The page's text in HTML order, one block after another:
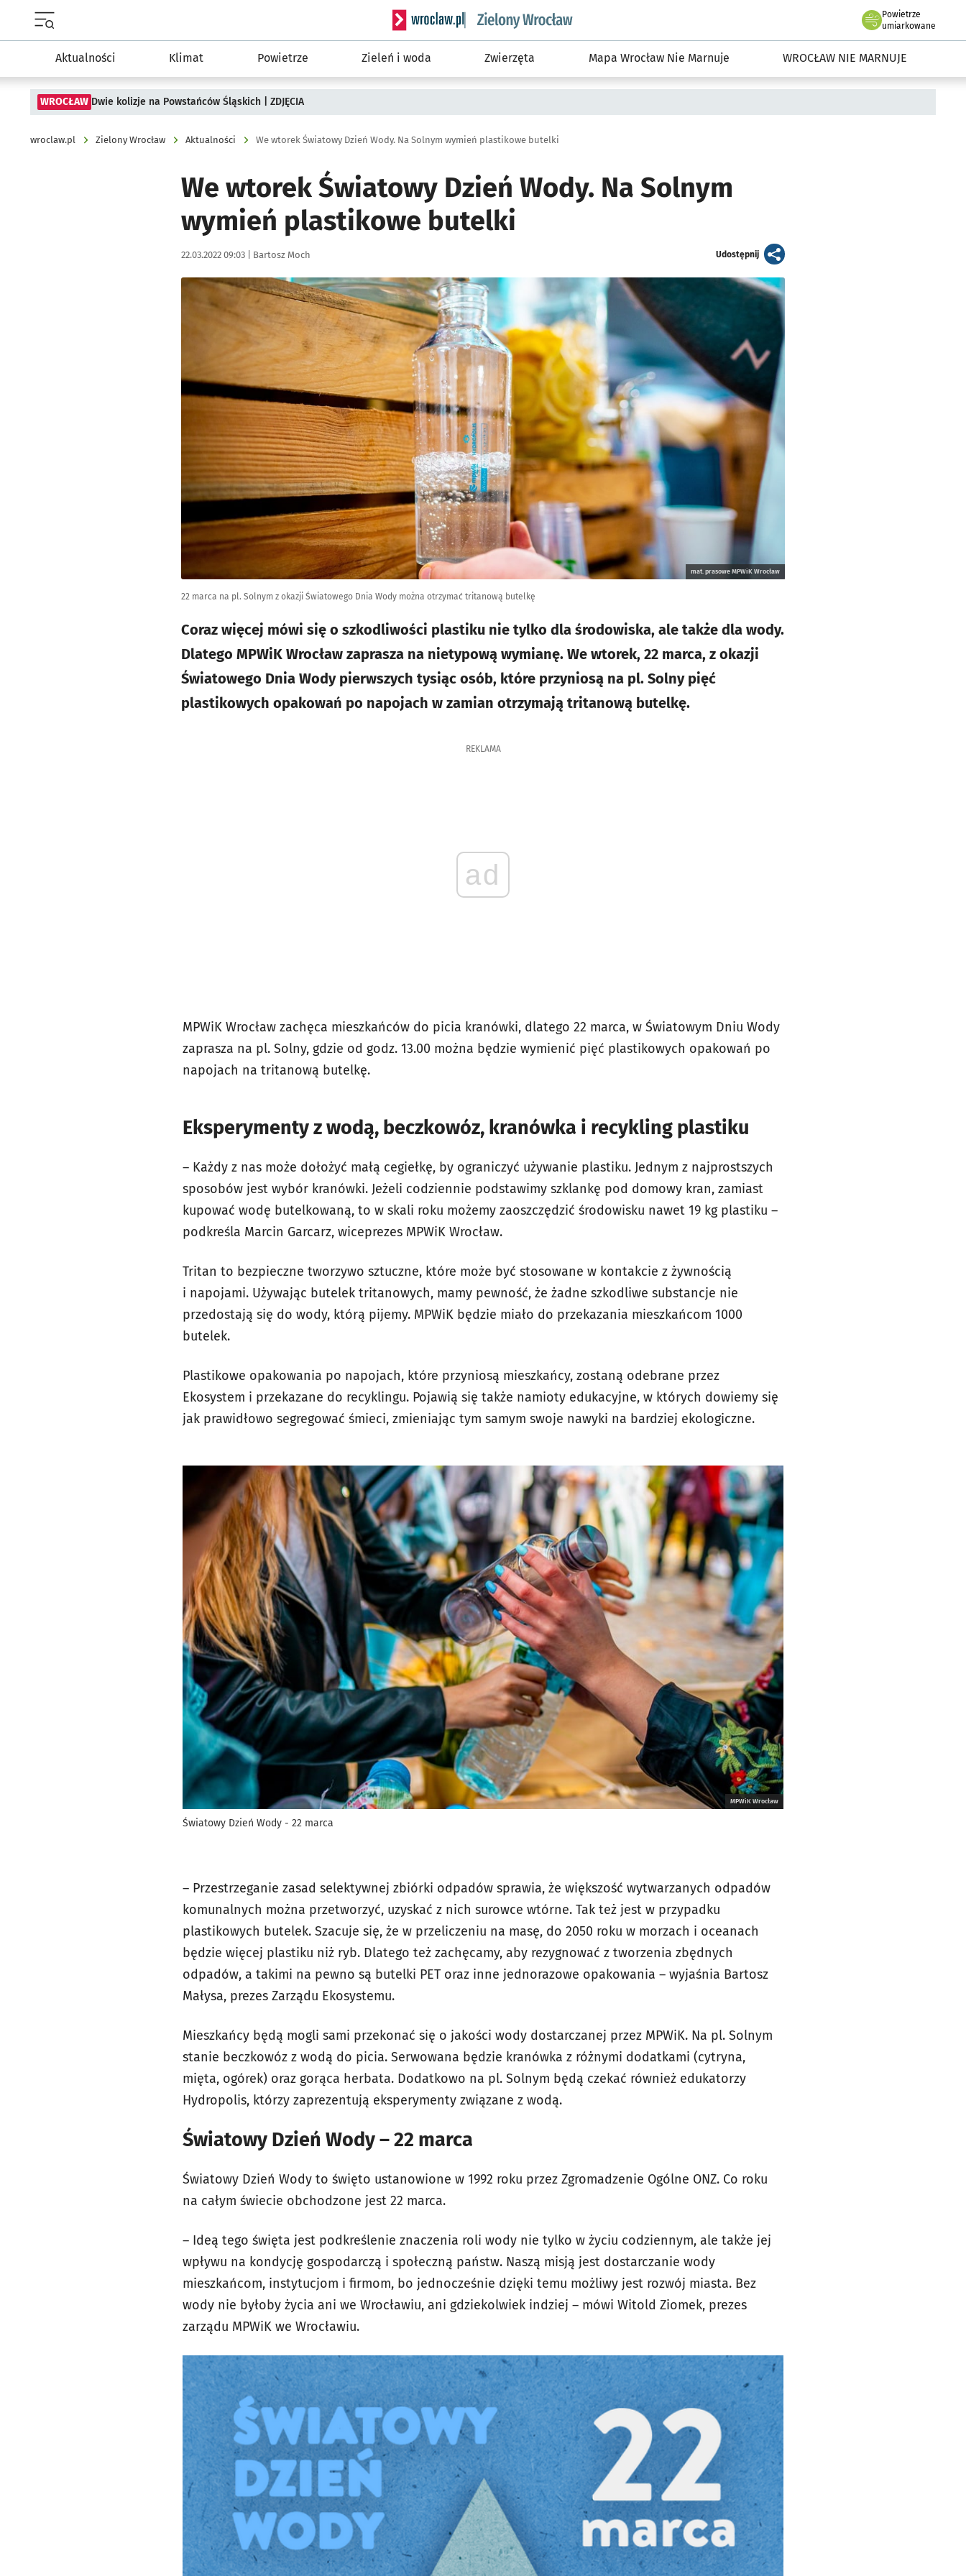
Serwis informacyjny wroclaw.pl podserwis: Środowisko we Wrocławiu
Powietrze
we Wrocławiu
umiarkowane
Aktualności Klimat Powietrze Zieleń i woda Zwierzęta Mapa Wrocław Nie Marnuje WROCŁAW NIE MARNUJE
WROCŁAW Dwie kolizje na Powstańców Śląskich | ZDJĘCIA
wroclaw.pl Zielony Wrocław Aktualności We wtorek Światowy Dzień Wody. Na Solnym wymień plastikowe butelki
We wtorek Światowy Dzień Wody. Na Solnym
wymień plastikowe butelki
Data publikacji:
22.03.2022 09:03 | Autor:
Bartosz Moch Udostępnijartykuł
Kliknij, aby powiększyć
mat. prasowe MPWiK Wrocław
22 marca na pl. Solnym z okazji Światowego Dnia Wody można otrzymać tritanową butelkę
Coraz więcej mówi się o szkodliwości plastiku nie tylko dla środowiska, ale także dla wody.
Dlatego MPWiK Wrocław zaprasza na nietypową wymianę. We wtorek, 22 marca, z okazji
Światowego Dnia Wody pierwszych tysiąc osób, które przyniosą na pl. Solny pięć
plastikowych opakowań po napojach w zamian otrzymają tritanową butelkę.
REKLAMA
ad
MPWiK Wrocław zachęca mieszkańców do picia kranówki, dlatego 22 marca, w Światowym Dniu Wody
zaprasza na pl. Solny, gdzie od godz. 13.00 można będzie wymienić pięć plastikowych opakowań po
napojach na tritanową butelkę.
Eksperymenty z wodą, beczkowóz, kranówka i recykling plastiku
– Każdy z nas może dołożyć małą cegiełkę, by ograniczyć używanie plastiku. Jednym z najprostszych
sposobów jest wybór kranówki. Jeżeli codziennie podstawimy szklankę pod domowy kran, zamiast
kupować wodę butelkowaną, to w skali roku możemy zaoszczędzić środowisku nawet 19 kg plastiku –
podkreśla Marcin Garcarz, wiceprezes MPWiK Wrocław.
Tritan to bezpieczne tworzywo sztuczne, które może być stosowane w kontakcie z żywnością
i napojami. Używając butelek tritanowych, mamy pewność, że żadne szkodliwe substancje nie
przedostają się do wody, którą pijemy. MPWiK będzie miało do przekazania mieszkańcom 1000
butelek.
Plastikowe opakowania po napojach, które przyniosą mieszkańcy, zostaną odebrane przez
Ekosystem i przekazane do recyklingu. Pojawią się także namioty edukacyjne, w których dowiemy się
jak prawidłowo segregować śmieci, zmieniając tym samym swoje nawyki na bardziej ekologiczne.
MPWiK Wrocław
Światowy Dzień Wody - 22 marca
– Przestrzeganie zasad selektywnej zbiórki odpadów sprawia, że większość wytwarzanych odpadów
komunalnych można przetworzyć, uzyskać z nich surowce wtórne. Tak też jest w przypadku
plastikowych butelek. Szacuje się, że w przeliczeniu na masę, do 2050 roku w morzach i oceanach
będzie więcej plastiku niż ryb. Dlatego też zachęcamy, aby rezygnować z tworzenia zbędnych
odpadów, a takimi na pewno są butelki PET oraz inne jednorazowe opakowania – wyjaśnia Bartosz
Małysa, prezes Zarządu Ekosystemu.
Mieszkańcy będą mogli sami przekonać się o jakości wody dostarczanej przez MPWiK. Na pl. Solnym
stanie beczkowóz z wodą do picia. Serwowana będzie kranówka z różnymi dodatkami (cytryna,
mięta, ogórek) oraz gorąca herbata. Dodatkowo na pl. Solnym będą czekać również edukatorzy
Hydropolis, którzy zaprezentują eksperymenty związane z wodą.
Światowy Dzień Wody – 22 marca
Światowy Dzień Wody to święto ustanowione w 1992 roku przez Zgromadzenie Ogólne ONZ. Co roku
na całym świecie obchodzone jest 22 marca.
– Ideą tego święta jest podkreślenie znaczenia roli wody nie tylko w życiu codziennym, ale także jej
wpływu na kondycję gospodarczą i społeczną państw. Naszą misją jest dostarczanie wody
mieszkańcom, instytucjom i firmom, bo jednocześnie dzięki temu możliwy jest rozwój miasta. Bez
wody nie byłoby życia ani we Wrocławiu, ani gdziekolwiek indziej – mówi Witold Ziomek, prezes
zarządu MPWiK we Wrocławiu.